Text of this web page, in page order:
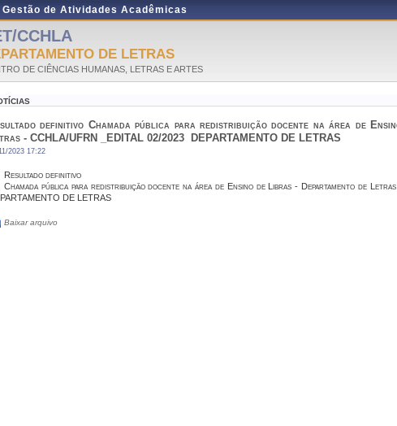
de Atividades Acadêmicas
CCHLA
DE LETRAS
DE CIÊNCIAS HUMANAS, LETRAS E ARTES
definitivo Chamada pública para redistribuição docente na área de
- CCHLA/UFRN _EDITAL 02/2023  DEPARTAMENTO DE LETRAS
2023 17:22
Resultado definitivo
Chamada pública para redistribuição docente na área de Ensino de Libras - Departamento de
DE LETRAS
Baixar arquivo